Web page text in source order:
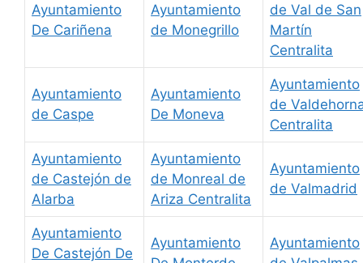
Ayuntamiento
De Cariñena
Ayuntamiento
de Monegrillo
de Val de San
Martín
Centralita
Ayuntamiento
de Caspe
Ayuntamiento
De Moneva
Ayuntamiento
de
Centralita
Ayuntamiento
de Castejón de
Alarba
Ayuntamiento
de Monreal de
Ariza Centralita
Ayuntamiento
de Valmadrid
Ayuntamiento
De Castejón De
Ayuntamiento
Ayuntamiento